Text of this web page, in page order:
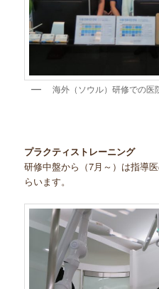
海外（ソウル）研修での医
プラクティストレーニング
研修中盤から（7月～）は指導
らいます。